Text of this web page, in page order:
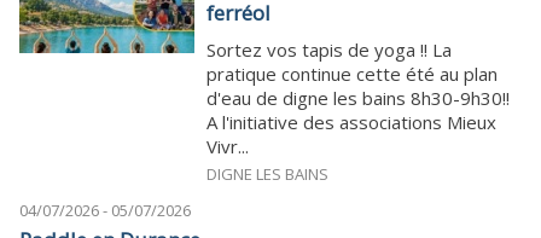
ferréol
Sortez vos tapis de yoga !! La
pratique continue cette été au plan
d'eau de digne les bains 8h30-9h30!!
A l'initiative des associations Mieux
Vivr...
DIGNE LES BAINS
04/07/2026 - 05/07/2026